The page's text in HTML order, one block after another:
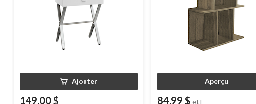
Ajouter
149,00 $
Aperçu
84,99 $ et+